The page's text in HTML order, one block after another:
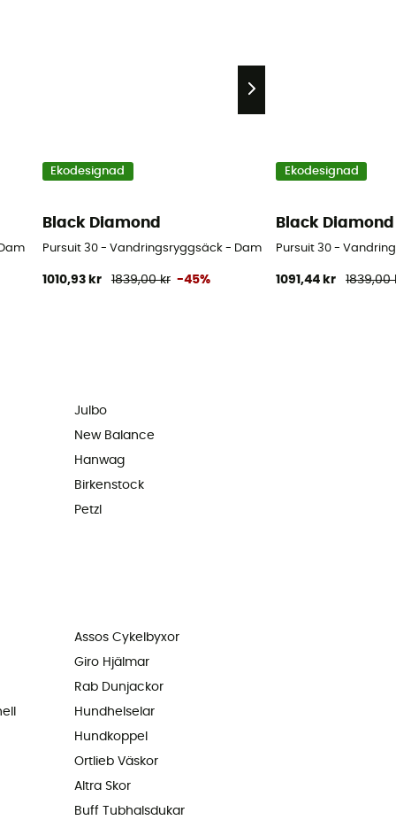
Ekodesignad
Black Diamond
Pursuit 30 - Vandringsryggsäck - Dam
1010,93 kr 1839,00 kr -45%
Ekodesignad
Black Diamond
Pursuit 30 -
1091,44 kr 1839,00
Julbo
New Balance
Hanwag
Birkenstock
Petzl
Assos Cykelbyxor
Giro Hjälmar
Rab Dunjackor
Hundhelselar
Hundkoppel
Ortlieb Väskor
Altra Skor
Buff Tubhalsdukar